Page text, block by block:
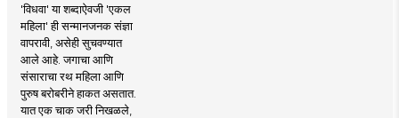
'विधवा' या शब्दाऐवजी 'एकल
महिला' ही सन्मानजनक संज्ञा
वापरावी, असेही सुचवण्यात
आले आहे. जगाचा आणि
संसाराचा रथ महिला आणि
पुरुष बरोबरीने हाकत असतात.
यात एक चाक जरी निखळले,